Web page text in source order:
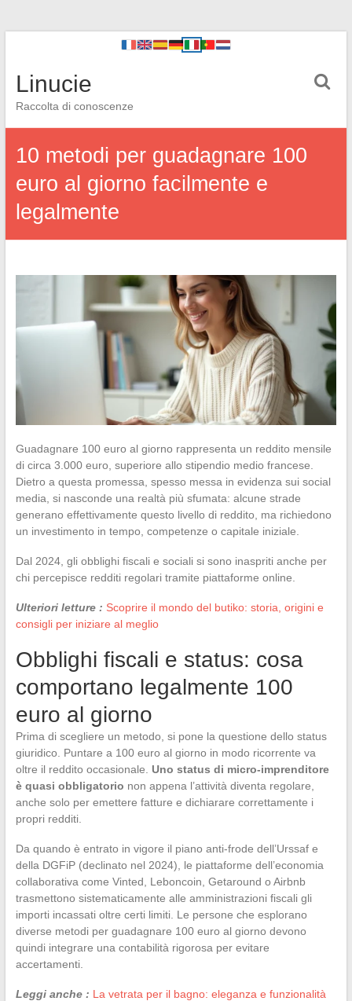
Linucie
Raccolta di conoscenze
10 metodi per guadagnare 100
euro al giorno facilmente e
legalmente
Guadagnare 100 euro al giorno rappresenta un reddito mensile
di circa 3.000 euro, superiore allo stipendio medio francese.
Dietro a questa promessa, spesso messa in evidenza sui social
media, si nasconde una realtà più sfumata: alcune strade
generano effettivamente questo livello di reddito, ma richiedono
un investimento in tempo, competenze o capitale iniziale.
Dal 2024, gli obblighi fiscali e sociali si sono inaspriti anche per
chi percepisce redditi regolari tramite piattaforme online.
Ulteriori letture : Scoprire il mondo del butiko: storia, origini e
consigli per iniziare al meglio
Obblighi fiscali e status: cosa
comportano legalmente 100
euro al giorno
Prima di scegliere un metodo, si pone la questione dello status
giuridico. Puntare a 100 euro al giorno in modo ricorrente va
oltre il reddito occasionale. Uno status di micro-imprenditore
è quasi obbligatorio non appena l’attività diventa regolare,
anche solo per emettere fatture e dichiarare correttamente i
propri redditi.
Da quando è entrato in vigore il piano anti-frode dell’Urssaf e
della DGFiP (declinato nel 2024), le piattaforme dell’economia
collaborativa come Vinted, Leboncoin, Getaround o Airbnb
trasmettono sistematicamente alle amministrazioni fiscali gli
importi incassati oltre certi limiti. Le persone che esplorano
diverse metodi per guadagnare 100 euro al giorno devono
quindi integrare una contabilità rigorosa per evitare
accertamenti.
Leggi anche : La vetrata per il bagno: eleganza e funzionalità